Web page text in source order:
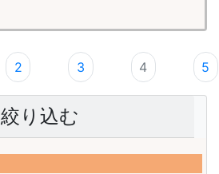
2 3 4 5
絞り込む